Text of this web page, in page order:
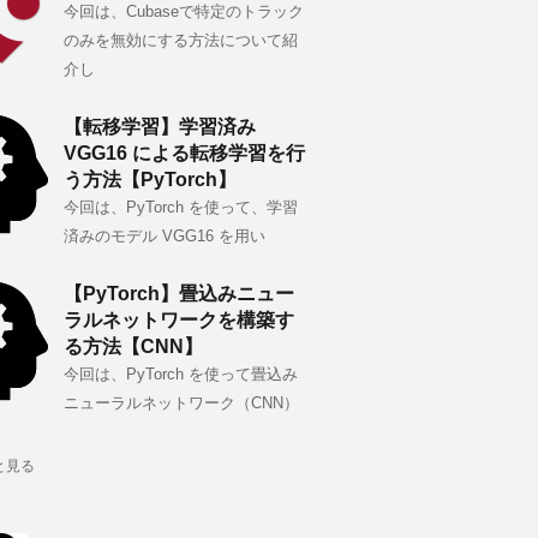
今回は、Cubaseで特定のトラック
のみを無効にする方法について紹
介し
【転移学習】学習済み
VGG16 による転移学習を行
う方法【PyTorch】
今回は、PyTorch を使って、学習
済みのモデル VGG16 を用い
【PyTorch】畳込みニュー
ラルネットワークを構築す
る方法【CNN】
今回は、PyTorch を使って畳込み
ニューラルネットワーク（CNN）
見る